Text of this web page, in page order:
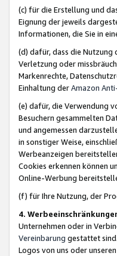
(c) für die Erstellung und
Eignung der jeweils
Informationen, die Sie in
(d) dafür, dass die Nutzung
Verletzung oder
Markenrechte,
Einhaltung derAmazon
(e) dafür, die Verwendung
Besuchern gesammelten
und angemessen
in sonstiger Weise,
Werbeanzeigen
Cookies erkennen können
Online-Werbung
(f) für Ihre Nutzung, der
4.
Unternehmen oder in
Vereinbarung gestattet
Logos von uns oder